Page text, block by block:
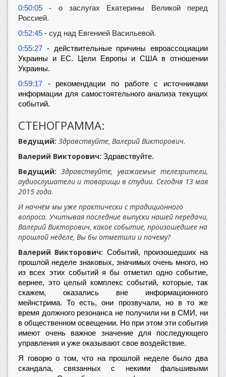
0:50:05 - о заслугах Екатерины Великой перед
Россией.
0:52:45 - суд над Евгенией Васильевой.
0:55:27 - действительные причины евроассоциации
Украины и ЕС. Цели Европы и США в отношении
Украины.
0:59:17 - рекомендации по работе с источниками
информации для самостоятельного анализа текущих
событий.
СТЕНОГРАММА:
Ведущий: Здравствуйте, Валерий Викторович.
Валерий Викторович: Здравствуйте.
Ведущий: Здравствуйте, уважаемые телезрители,
аудиослушатели и товарищи в студии. Сегодня 13 мая
2015 года.
И начнём мы уже практически c традиционного
вопроса. Учитывая последние выпуски нашей передачи,
Валерий Викторович, какое событие, произошедшее на
прошлой неделе, Вы бы отметили и почему?
Валерий Викторович: Событий, произошедших на
прошлой неделе знаковых, значимых очень много, но
из всех этих событий я бы отметил одно событие,
вернее, это целый комплекс событий, которые, так
скажем, оказались вне информационного
мейнстрима. То есть, они прозвучали, но в то же
время должного резонанса не получили ни в СМИ, ни
в общественном освещении. Но при этом эти события
имеют очень важное значение для последующего
управления и уже оказывают свое воздействие.
Я говорю о том, что на прошлой неделе было два
скандала, связанных с некими фальшивыми